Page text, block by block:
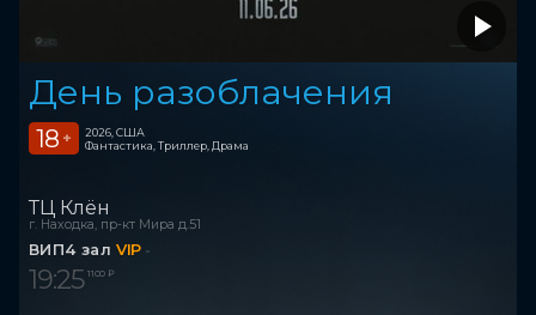
День разоблачения
18 +
2026, США
Фантастика, Триллер, Драма
ТЦ Клён
г. Находка, пр-кт Мира д.51
ВИП4 зал VIP
19:25 1 100 ₽